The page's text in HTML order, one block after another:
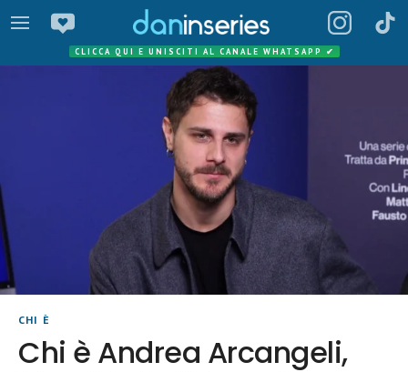
CLICCA QUI E UNISCITI AL CANALE WHATSAPP ✔
CHI È
Chi è Andrea Arcangeli,